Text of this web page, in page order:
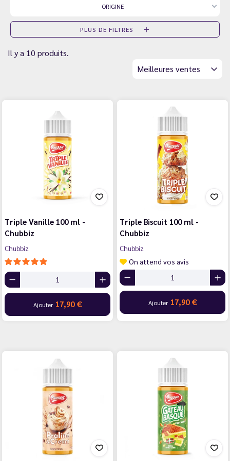
ORIGINE
PLUS DE FILTRES
Il y a 10 produits.
Meilleures ventes
Triple Vanille 100 ml -
Chubbiz
Chubbiz
Ajouter 17,90 €
Triple Biscuit 100 ml -
Chubbiz
Chubbiz
On attend vos avis
Ajouter 17,90 €